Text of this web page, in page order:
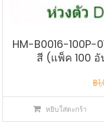
HM-B0016-100P-
สี (แพ็ค 100
฿
หยิบใส่ตะกร้า